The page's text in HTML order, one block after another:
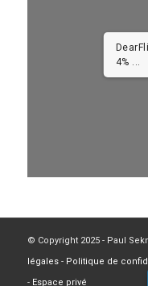
4% ...
© Copyright 2025 - Paul
légales- Politique de
- Espace privé